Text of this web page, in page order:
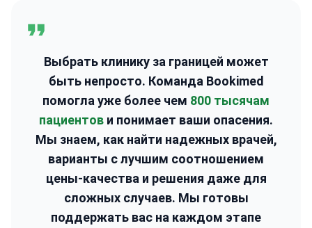
Выбрать клинику за границей может
быть непросто. Команда Bookimed
помогла уже более чем 800 тысячам
пациентов и понимает ваши опасения.
Мы знаем, как найти надежных врачей,
варианты с лучшим соотношением
цены-качества и решения даже для
сложных случаев. Мы готовы
поддержать вас на каждом этапе